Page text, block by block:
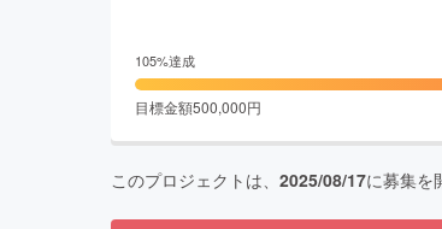
105%達成
目標金額500,000円
このプロジェクトは、 2025/08/17に募集を